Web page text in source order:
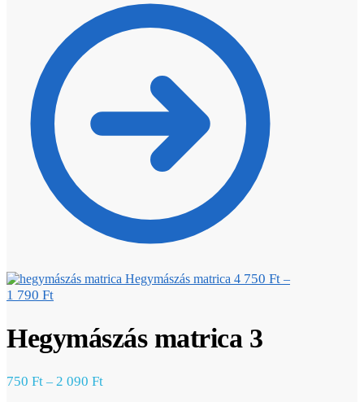
Hegymászás matrica 4 750 Ft –
1 790 Ft
Hegymászás matrica 3
750 Ft – 2 090 Ft